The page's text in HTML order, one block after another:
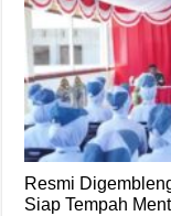
Resmi
Siap Tempah